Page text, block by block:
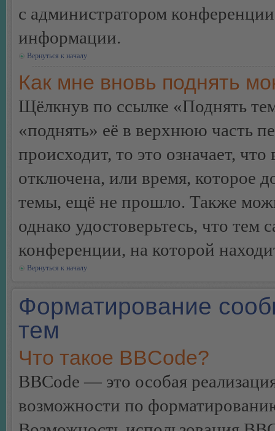
с администратором
информации.
Вернуться к началу
Как мне вновь поднять
Щёлкнув по ссылке «Поднять
«поднять» её в верхнюю часть
происходит, то это означает,
отключена, или время, которое
темы, ещё не прошло. Также
однако удостоверьтесь, что
конференции, на которой
Вернуться к началу
Форматирование
тем
Что такое BBCode?
BBCode — это особая
возможности по